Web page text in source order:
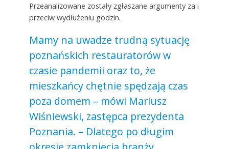
Przeanalizowane zostały zgłaszane argumenty za i
przeciw wydłużeniu godzin.
Mamy na uwadze trudną sytuację
poznańskich restauratorów w
czasie pandemii oraz to, że
mieszkańcy chętnie spędzają czas
poza domem – mówi Mariusz
Wiśniewski, zastępca prezydenta
Poznania. – Dlatego po długim